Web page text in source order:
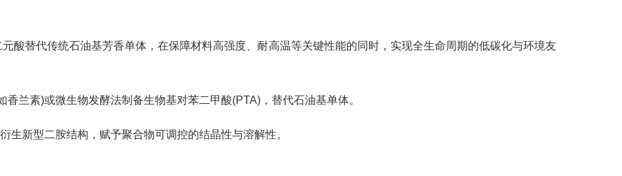
酸替代传统石油基芳香单体，在保障材料高强度、耐高温等关键性能的同时，实现全生命周期的低碳化与环境友
兰素)或微生物发酵法制备生物基对苯二甲酸(PTA)，替代石油基单体。
生新型二胺结构，赋予聚合物可调控的结晶性与溶解性。